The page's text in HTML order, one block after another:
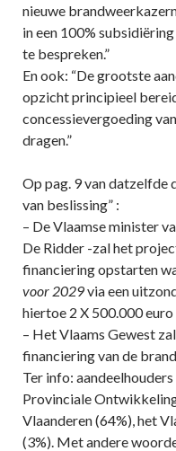
nieuwe
in een 100%
te bespreken.”
En ook: “De grootste
opzicht principieel
concessievergoeding
dragen.”
Op pag. 9 van datzelfde
van beslissing” :
– De Vlaamse minister
De Ridder -zal het
financiering opstarten
voor 2029via een
hiertoe 2 X 500.000
– Het Vlaams Gewest
financiering van de
Ter info:
Provinciale
Vlaanderen (64%), het
(3%). Met andere